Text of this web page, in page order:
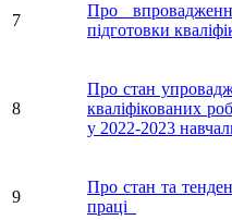
7
Про
підготовки
8
Про стан
кваліфікованих
у 2022-2023
9
Про стан та
праці